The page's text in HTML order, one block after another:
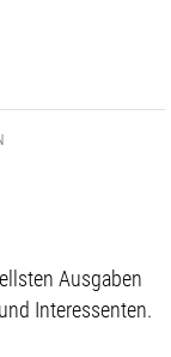
Ausgaben
Interessenten.